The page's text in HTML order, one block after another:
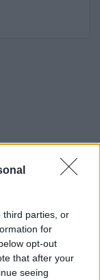
third parties, or
for
opt-out
that after your
seeing